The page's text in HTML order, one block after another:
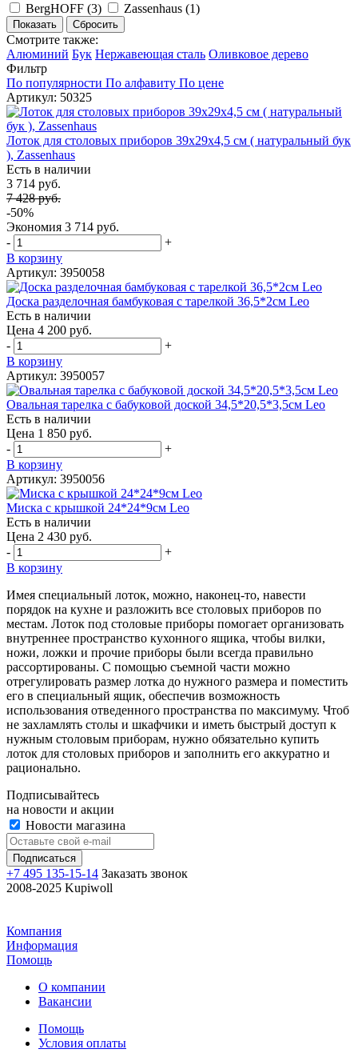
BergHOFF (3) Zassenhaus (1)
Смотрите также:
Алюминий Бук Нержавеющая сталь Оливковое дерево
Фильтр
По популярности По алфавиту По цене
Артикул: 50325
Лоток для столовых приборов 39х29х4,5 см ( натуральный бук
), Zassenhaus
Есть в наличии
3 714 руб.
7 428 руб.
-50%
Экономия 3 714 руб.
-
+
В корзину
Артикул: 3950058
Доска разделочная бамбуковая с тарелкой 36,5*2см Leo
Есть в наличии
Цена 4 200 руб.
-
+
В корзину
Артикул: 3950057
Овальная тарелка с бабуковой доской 34,5*20,5*3,5см Leo
Есть в наличии
Цена 1 850 руб.
-
+
В корзину
Артикул: 3950056
Миска с крышкой 24*24*9см Leo
Есть в наличии
Цена 2 430 руб.
-
+
В корзину
Имея специальный лоток, можно, наконец-то, навести
порядок на кухне и разложить все столовых приборов по
местам. Лоток под столовые приборы помогает организовать
внутреннее пространство кухонного ящика, чтобы вилки,
ножи, ложки и прочие приборы были всегда правильно
рассортированы. С помощью съемной части можно
отрегулировать размер лотка до нужного размера и поместить
его в специальный ящик, обеспечив возможность
использования отведенного пространства по максимуму. Чтоб
не захламлять столы и шкафчики и иметь быстрый доступ к
нужным столовым приборам, нужно обязательно купить
лоток для столовых приборов и заполнить его аккуратно и
рационально.
Подписывайтесь
на новости и акции
Новости магазина
+7 495 135-15-14 Заказать звонок
2008-2025 Kupiwoll
Компания
Информация
Помощь
О компании
Вакансии
Помощь
Условия оплаты